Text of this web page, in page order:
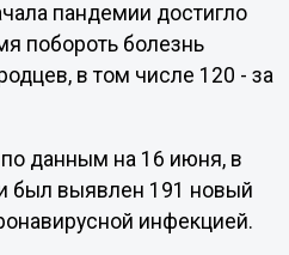
пандемии достигло
побороть болезнь
в том числе 120 - за
по данным на 16 июня, в
был выявлен 191 новый
инфекцией.